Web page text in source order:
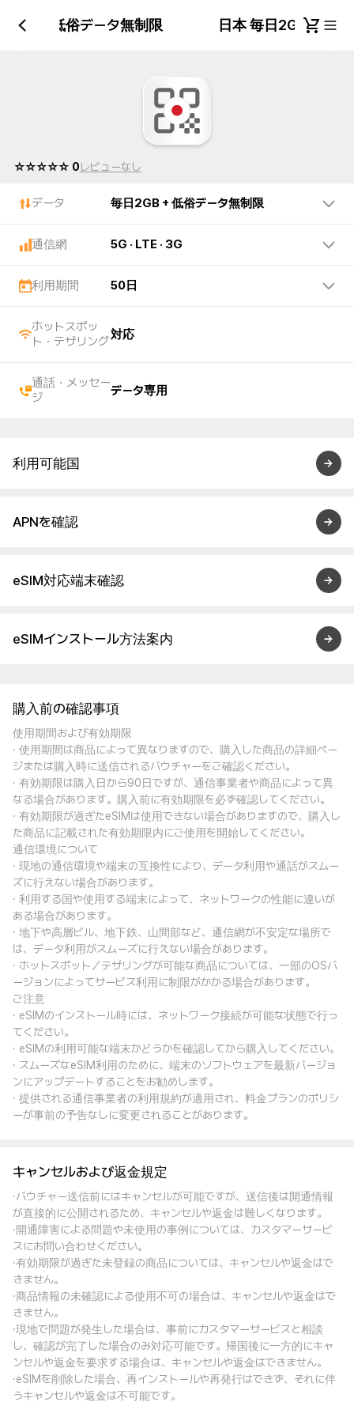
2GB + 低俗データ無制限 日本 毎日2GB + 低
☆☆☆☆☆ 0レビューなし
データ 毎日2GB + 低俗データ無制限
通信網 5G · LTE · 3G
利用期間 50日
ホットスポッ
ト・テザリング
対応
通話・メッセー
ジ
データ専用
利用可能国
APNを確認
eSIM対応端末確認
eSIMインストール方法案内
購入前の確認事項
使用期間および有効期限
· 使用期間は商品によって異なりますので、購入した商品の詳細ペー
ジまたは購入時に送信されるバウチャーをご確認ください。
· 有効期限は購入日から90日ですが、通信事業者や商品によって異
なる場合があります。購入前に有効期限を必ず確認してください。
· 有効期限が過ぎたeSIMは使用できない場合がありますので、購入し
た商品に記載された有効期限内にご使用を開始してください。
通信環境について
· 現地の通信環境や端末の互換性により、データ利用や通話がスムー
ズに行えない場合があります。
· 利用する国や使用する端末によって、ネットワークの性能に違いが
ある場合があります。
· 地下や高層ビル、地下鉄、山間部など、通信網が不安定な場所で
は、データ利用がスムーズに行えない場合があります。
· ホットスポット／テザリングが可能な商品については、一部のOSバ
ージョンによってサービス利用に制限がかかる場合があります。
ご注意
· eSIMのインストール時には、ネットワーク接続が可能な状態で行っ
てください。
· eSIMの利用可能な端末かどうかを確認してから購入してください。
· スムーズなeSIM利用のために、端末のソフトウェアを最新バージョ
ンにアップデートすることをお勧めします。
· 提供される通信事業者の利用規約が適用され、料金プランのポリシ
ーが事前の予告なしに変更されることがあります。
キャンセルおよび返金規定
·バウチャー送信前にはキャンセルが可能ですが、送信後は開通情報
が直接的に公開されるため、キャンセルや返金は難しくなります。
·開通障害による問題や未使用の事例については、カスタマーサービ
スにお問い合わせください。
·有効期限が過ぎた未登録の商品については、キャンセルや返金はで
きません。
·商品情報の未確認による使用不可の場合は、キャンセルや返金はで
きません。
·現地で問題が発生した場合は、事前にカスタマーサービスと相談
し、確認が完了した場合のみ対応可能です。帰国後に一方的にキャ
ンセルや返金を要求する場合は、キャンセルや返金はできません。
·eSIMを削除した場合、再インストールや再発行はできず、それに伴
うキャンセルや返金は不可能です。